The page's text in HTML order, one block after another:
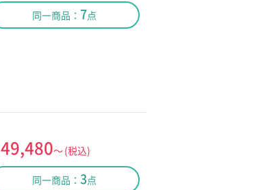
同一商品：7点
49,480～(税込)
同一商品：3点